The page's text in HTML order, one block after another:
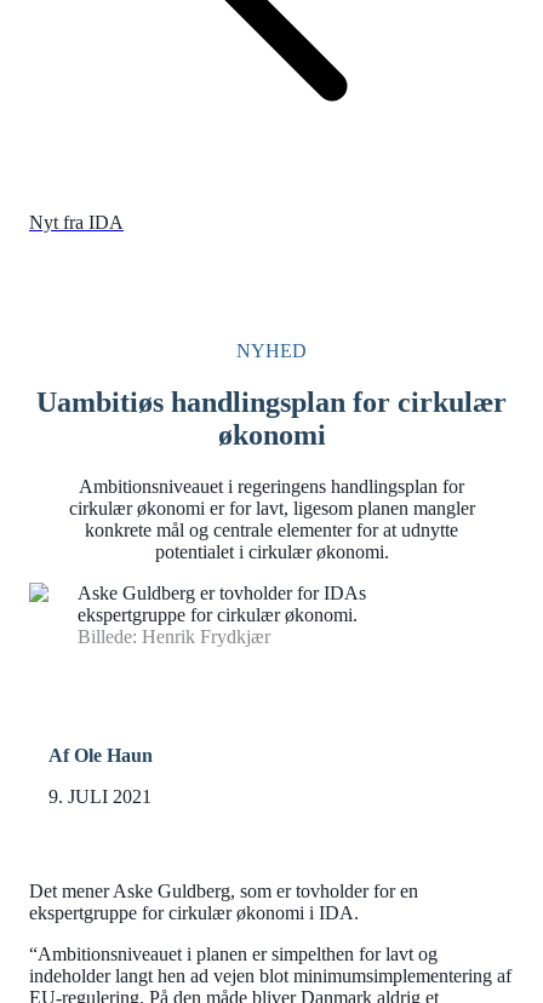
Nyt fra IDA
NYHED
Uambitiøs handlingsplan for cirkulær
økonomi
Ambitionsniveauet i regeringens handlingsplan for
cirkulær økonomi er for lavt, ligesom planen mangler
konkrete mål og centrale elementer for at udnytte
potentialet i cirkulær økonomi.
Aske Guldberg er tovholder for IDAs
ekspertgruppe for cirkulær økonomi.
Billede: Henrik Frydkjær
Af Ole Haun
9. JULI 2021
Det mener Aske Guldberg, som er tovholder for en
ekspertgruppe for cirkulær økonomi i IDA.
“Ambitionsniveauet i planen er simpelthen for lavt og
indeholder langt hen ad vejen blot minimumsimplementering af
EU-regulering. På den måde bliver Danmark aldrig et